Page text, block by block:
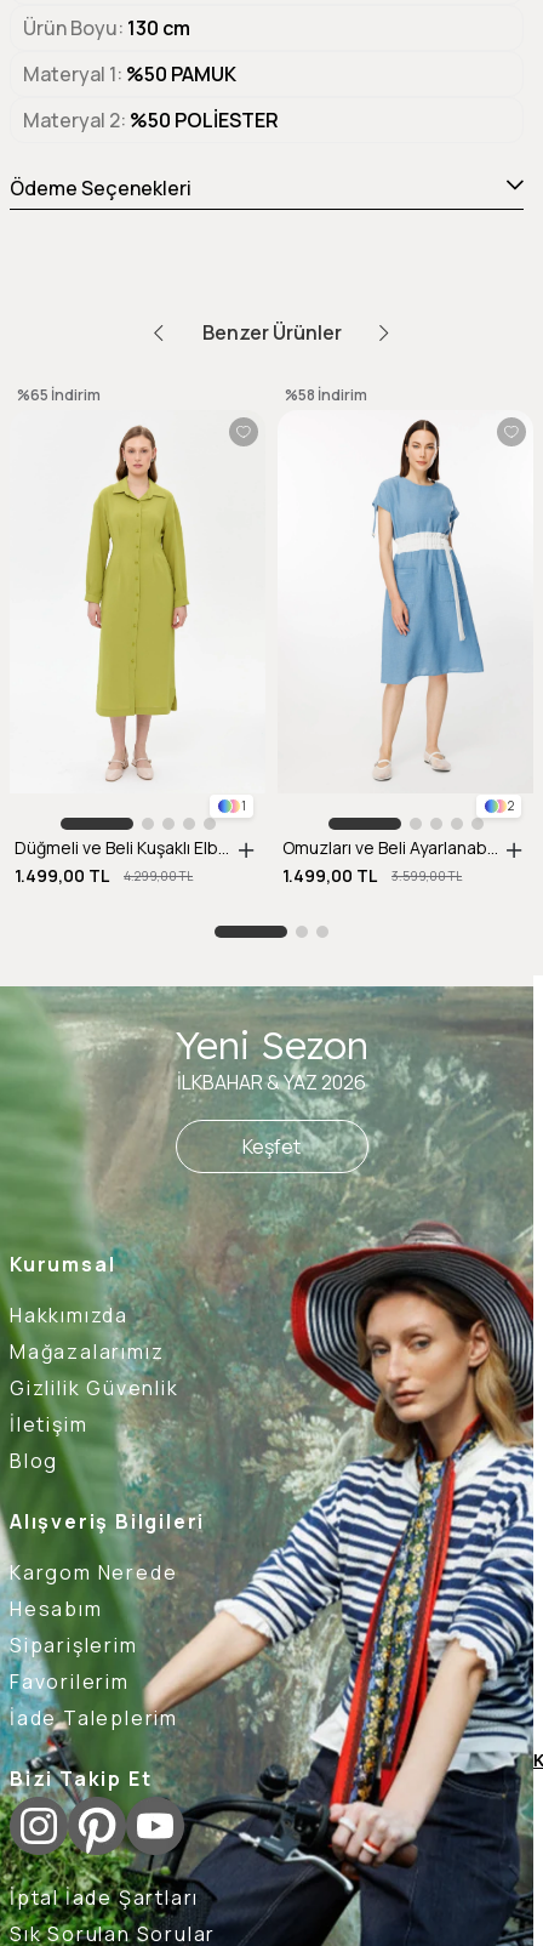
Ürün Boyu 130 cm
Materyal 1 %50 PAMUK
Materyal 2 %50 POLİESTER
Ödeme Seçenekleri
Benzer Ürünler
1
Düğmeli ve Beli Kuşaklı Elbise-Y.YEŞİLİ
1.499,00 TL
4.299,00 TL
%65 İndirim
2
Omuzları ve Beli Ayarlanabilir İp Detaylı Keten Elbise-MAVİ
1.499,00 TL
3.599,00 TL
%58 İndirim
Kurumsal
Hakkımızda
Mağazalarımız
Gizlilik Güvenlik
İletişim
Blog
Alışveriş Bilgileri
Kargom Nerede
Hesabım
Siparişlerim
Favorilerim
İade Taleplerim
Bizi Takip Et
İptal İade Şartları
Sık Sorulan Sorular
Yeni Sezon
İLKBAHAR & YAZ 2026
Keşfet